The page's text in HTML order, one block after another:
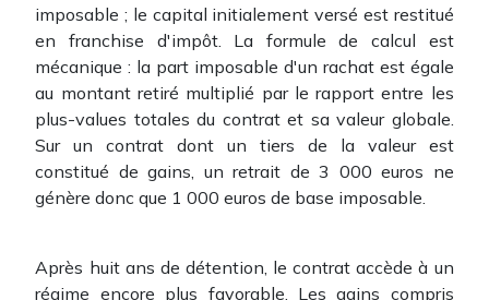
imposable ; le capital initialement versé est restitué
en franchise d'impôt. La formule de calcul est
mécanique : la part imposable d'un rachat est égale
au montant retiré multiplié par le rapport entre les
plus-values totales du contrat et sa valeur globale.
Sur un contrat dont un tiers de la valeur est
constitué de gains, un retrait de 3 000 euros ne
génère donc que 1 000 euros de base imposable.
Après huit ans de détention, le contrat accède à un
régime encore plus favorable. Les gains compris